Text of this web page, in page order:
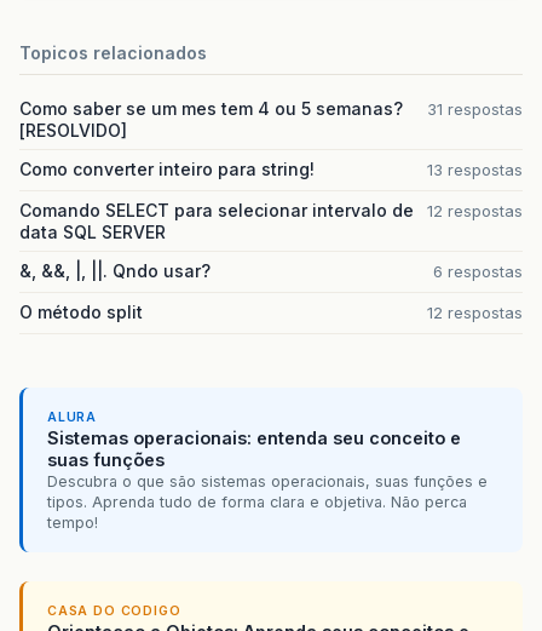
Topicos relacionados
Como saber se um mes tem 4 ou 5 semanas?
[RESOLVIDO]
31 respostas
Como converter inteiro para string! 13 respostas
Comando SELECT para selecionar intervalo de
data SQL SERVER
12 respostas
&, &&, |, ||. Qndo usar? 6 respostas
O método split 12 respostas
ALURA
Sistemas operacionais: entenda seu conceito e
suas funções
Descubra o que são sistemas operacionais, suas funções e
tipos. Aprenda tudo de forma clara e objetiva. Não perca
tempo!
CASA DO CODIGO